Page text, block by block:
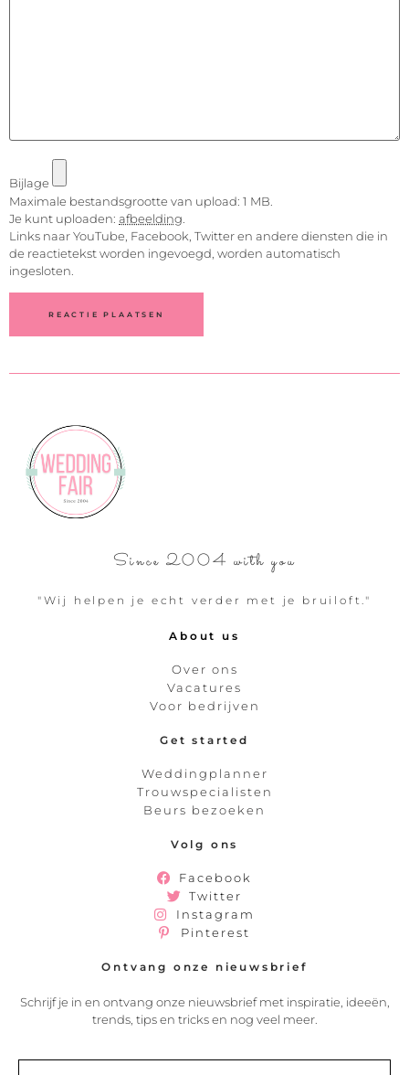
Bijlage
Maximale bestandsgrootte van upload: 1 MB.
Je kunt uploaden: afbeelding
Links naar YouTube, Facebook, Twitter en andere diensten die in
de reactietekst worden ingevoegd, worden automatisch
ingesloten.
Since 2004 with you
"Wij helpen je echt verder met je bruiloft."
About us
Over ons
Vacatures
Voor bedrijven
Get started
Weddingplanner
Trouwspecialisten
Beurs bezoeken
Volg ons
Facebook
Twitter
Instagram
Pinterest
Ontvang onze nieuwsbrief
Schrijf je in en ontvang onze nieuwsbrief met inspiratie, ideeën,
trends, tips en tricks en nog veel meer.